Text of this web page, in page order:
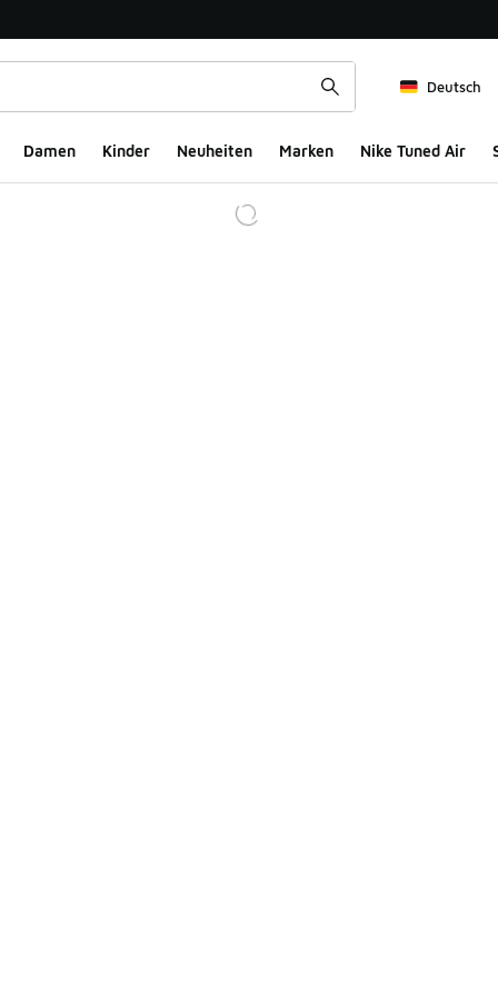
Deutsch
Damen Kinder Neuheiten Marken Nike Tuned Air